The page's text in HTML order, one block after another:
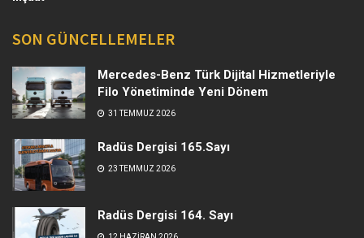
SON GÜNCELLEMELER
Mercedes-Benz Türk Dijital Hizmetleriyle
Filo Yönetiminde Yeni Dönem
31 TEMMUZ 2026
Radüs Dergisi 165.Sayı
23 TEMMUZ 2026
Radüs Dergisi 164. Sayı